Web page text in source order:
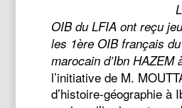
OIB du LFIA ont reçu
les 1ère OIB français
marocain d’Ibn HAZEM
l’initiative de M.
d’histoire-géographie à